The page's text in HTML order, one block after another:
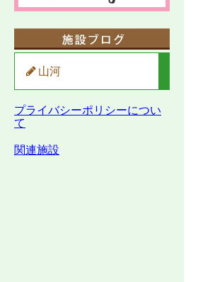
山河
プライバシーポリシーについ
て
関連施設